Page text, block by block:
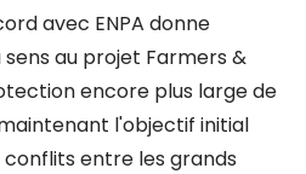
avec ENPA donne
au projet Farmers &
encore plus large de
l'objectif initial
conflits entre les grands